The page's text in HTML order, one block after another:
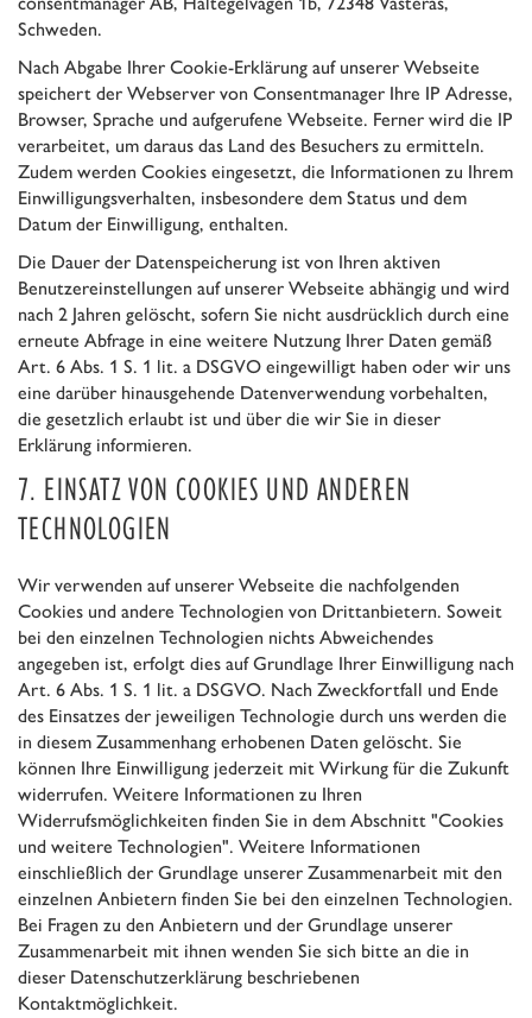
Schweden.
Nach Abgabe Ihrer Cookie-Erklärung auf unserer Webseite
speichert der Webserver von Consentmanager Ihre IP Adresse,
Browser, Sprache und aufgerufene Webseite. Ferner wird die IP
verarbeitet, um daraus das Land des Besuchers zu ermitteln.
Zudem werden Cookies eingesetzt, die Informationen zu Ihrem
Einwilligungsverhalten, insbesondere dem Status und dem
Datum der Einwilligung, enthalten.
Die Dauer der Datenspeicherung ist von Ihren aktiven
Benutzereinstellungen auf unserer Webseite abhängig und wird
nach 2 Jahren gelöscht, sofern Sie nicht ausdrücklich durch eine
erneute Abfrage in eine weitere Nutzung Ihrer Daten gemäß
Art. 6 Abs. 1 S. 1 lit. a DSGVO eingewilligt haben oder wir uns
eine darüber hinausgehende Datenverwendung vorbehalten,
die gesetzlich erlaubt ist und über die wir Sie in dieser
Erklärung informieren.
7. EINSATZ VON COOKIES UND ANDEREN
TECHNOLOGIEN
Wir verwenden auf unserer Webseite die nachfolgenden
Cookies und andere Technologien von Drittanbietern. Soweit
bei den einzelnen Technologien nichts Abweichendes
angegeben ist, erfolgt dies auf Grundlage Ihrer Einwilligung nach
Art. 6 Abs. 1 S. 1 lit. a DSGVO. Nach Zweckfortfall und Ende
des Einsatzes der jeweiligen Technologie durch uns werden die
in diesem Zusammenhang erhobenen Daten gelöscht. Sie
können Ihre Einwilligung jederzeit mit Wirkung für die Zukunft
widerrufen. Weitere Informationen zu Ihren
Widerrufsmöglichkeiten finden Sie in dem Abschnitt "Cookies
und weitere Technologien". Weitere Informationen
einschließlich der Grundlage unserer Zusammenarbeit mit den
einzelnen Anbietern finden Sie bei den einzelnen Technologien.
Bei Fragen zu den Anbietern und der Grundlage unserer
Zusammenarbeit mit ihnen wenden Sie sich bitte an die in
dieser Datenschutzerklärung beschriebenen
Kontaktmöglichkeit.